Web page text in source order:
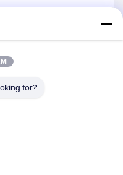
routier testé par
Obtenez le meilleur prix
for?